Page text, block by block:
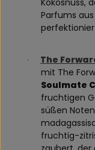
Kokosnuss,
Parfums
· The
mit The
Soulmate
fruchtigen
süßen
fruchtig-